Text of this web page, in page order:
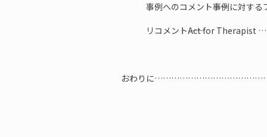
事例へのコメント――事例に対する
リコメント――Act for
おわりに